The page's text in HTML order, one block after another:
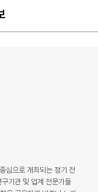
심으로 개최되는 정기 전
기관 및 업계 전문가들